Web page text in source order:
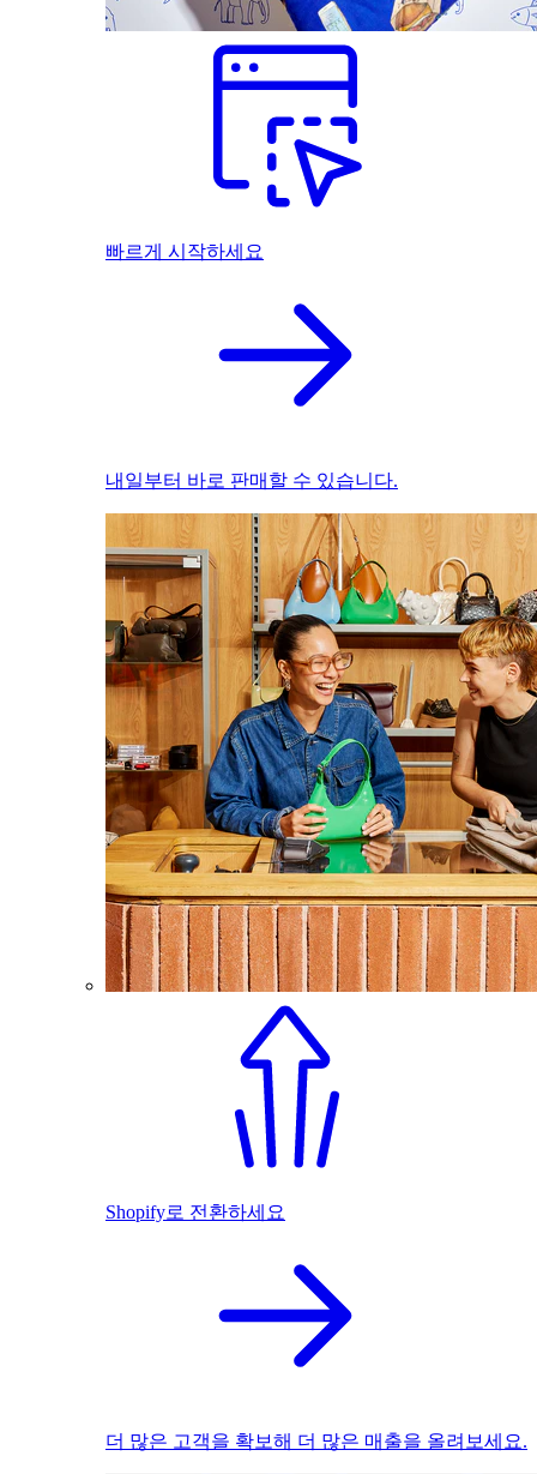
빠르게 시작하세요
내일부터 바로 판매할 수 있습니다.
Shopify로 전환하세요
더 많은 고객을 확보해 더 많은 매출을 올려보세요.